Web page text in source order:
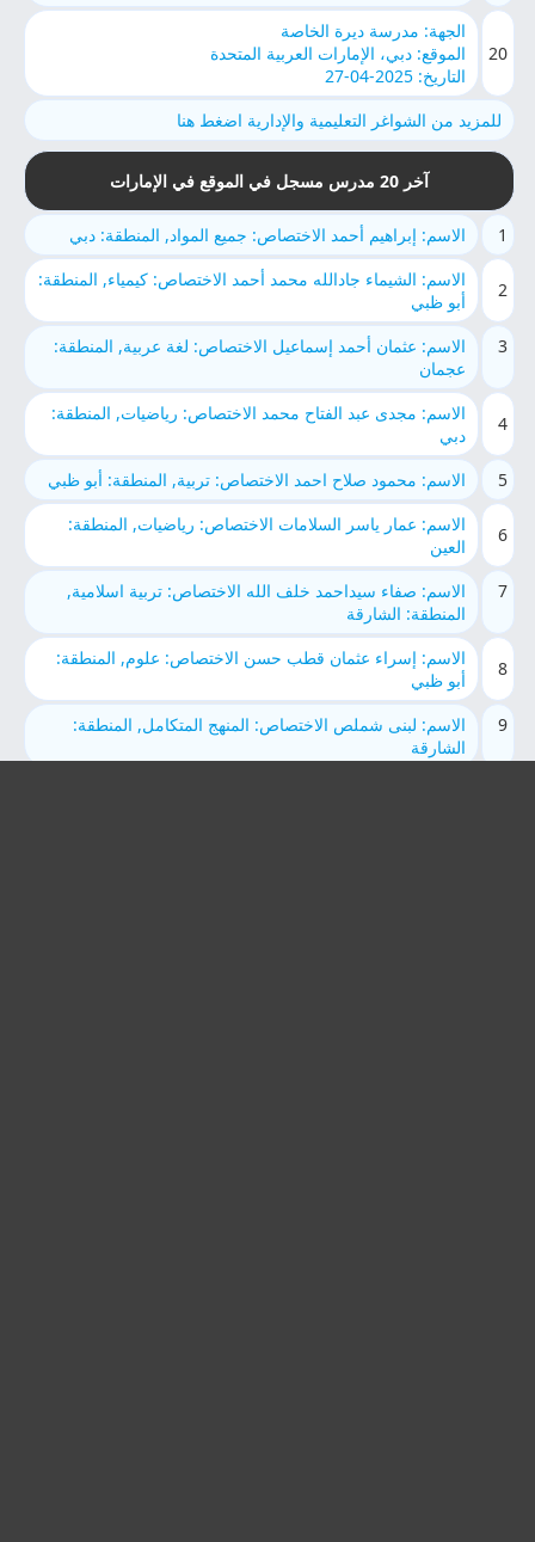
20
الجهة: مدرسة ديرة الخاصة
الموقع: دبي، الإمارات العربية المتحدة
التاريخ: 2025-04-27
للمزيد من الشواغر التعليمية والإدارية اضغط هنا
آخر 20 مدرس مسجل في الموقع في الإمارات
1 الاسم: إبراهيم أحمد الاختصاص: جميع المواد, المنطقة: دبي
2
الاسم: الشيماء جادالله محمد أحمد الاختصاص: كيمياء, المنطقة:
أبو ظبي
3
الاسم: عثمان أحمد إسماعيل الاختصاص: لغة عربية, المنطقة:
عجمان
4
الاسم: مجدى عبد الفتاح محمد الاختصاص: رياضيات, المنطقة:
دبي
5
الاسم: محمود صلاح احمد الاختصاص: تربية, المنطقة: أبو ظبي
6
الاسم: عمار ياسر السلامات الاختصاص: رياضيات, المنطقة:
العين
7
الاسم: صفاء سيداحمد خلف الله الاختصاص: تربية اسلامية,
المنطقة: الشارقة
8
الاسم: إسراء عثمان قطب حسن الاختصاص: علوم, المنطقة:
أبو ظبي
9
الاسم: لبنى شملص الاختصاص: المنهج المتكامل, المنطقة:
الشارقة